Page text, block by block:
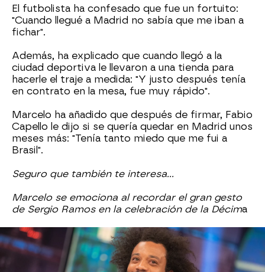
El futbolista ha confesado que fue un fortuito:
"Cuando llegué a Madrid no sabía que me iban a
fichar".
Además, ha explicado que cuando llegó a la
ciudad deportiva le llevaron a una tienda para
hacerle el traje a medida: "Y justo después tenía
en contrato en la mesa, fue muy rápido".
Marcelo ha añadido que después de firmar, Fabio
Capello le dijo si se quería quedar en Madrid unos
meses más: "Tenía tanto miedo que me fui a
Brasil".
Seguro que también te interesa...
Marcelo se emociona al recordar el gran gesto
de Sergio Ramos en la celebración de la Décima
Marcelo